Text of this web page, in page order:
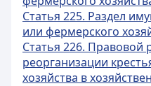
Статья 225. Раздел
или фермерского
Статья 226.
реорганизации
хозяйства в